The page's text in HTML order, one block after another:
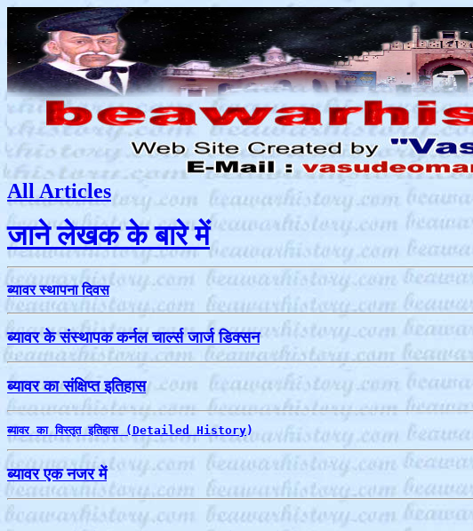
All Articles
जाने लेखक के बारे में
ब्‍यावर स्‍थापना दिवस
ब्‍यावर के संस्‍थापक कर्नल चार्ल्‍स जार्ज डिक्‍सन
ब्‍यावर का संक्षिप्‍त इतिहास
ब्‍यावर का विस्तृत इतिहास (Detailed History)
ब्‍यावर एक नजर में